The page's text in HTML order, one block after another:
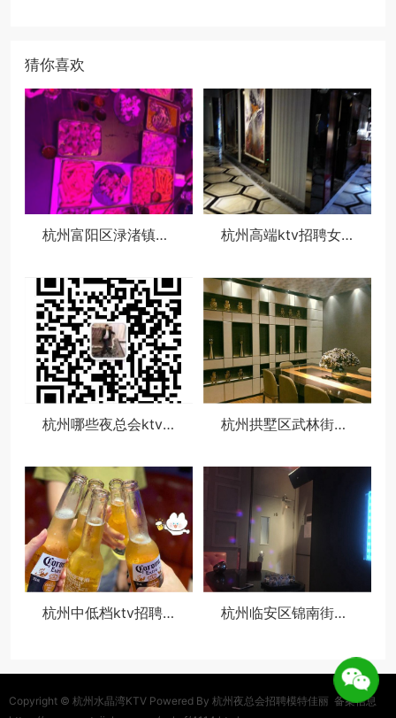
猜你喜欢
杭州富阳区渌渚镇附近夜场招聘女服务生,生意好好上班的 杭州高端ktv招聘女服务生,过年放假吗？
杭州哪些夜总会ktv招聘商务模特,薪资待遇包括基本工资外还有其他福利吗？ 杭州拱墅区武林街道附近酒吧招聘点歌公主,过年放假吗？
杭州中低档ktv招聘女服务员,ktv最容易被选中的穿搭 杭州临安区锦南街道附近夜总会招聘点歌公主,(不需要工作服)
Copyright © 杭州水晶湾KTV Powered By 杭州夜总会招聘模特佳丽 备案信息